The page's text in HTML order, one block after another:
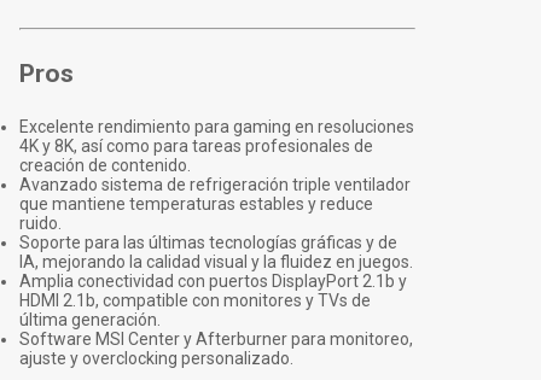
Pros
Excelente rendimiento para gaming en resoluciones
4K y 8K, así como para tareas profesionales de
creación de contenido.
Avanzado sistema de refrigeración triple ventilador
que mantiene temperaturas estables y reduce
ruido.
Soporte para las últimas tecnologías gráficas y de
IA, mejorando la calidad visual y la fluidez en juegos.
Amplia conectividad con puertos DisplayPort 2.1b y
HDMI 2.1b, compatible con monitores y TVs de
última generación.
Software MSI Center y Afterburner para monitoreo,
ajuste y overclocking personalizado.